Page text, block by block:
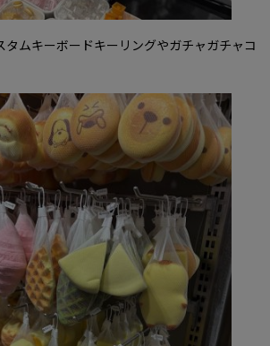
タムキーボードキーリングやガチャガチャコ